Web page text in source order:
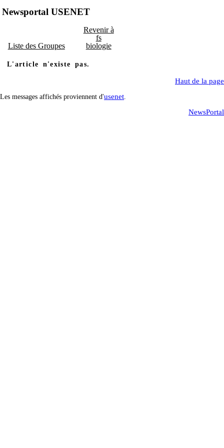
Newsportal USENET
Liste des Groupes
Revenir à
fs
biologie
L'article n'existe pas.
Haut de la page
Les messages affichés proviennent d'usenet
NewsPortal